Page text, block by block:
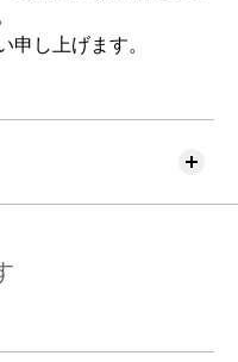
申し上げます。